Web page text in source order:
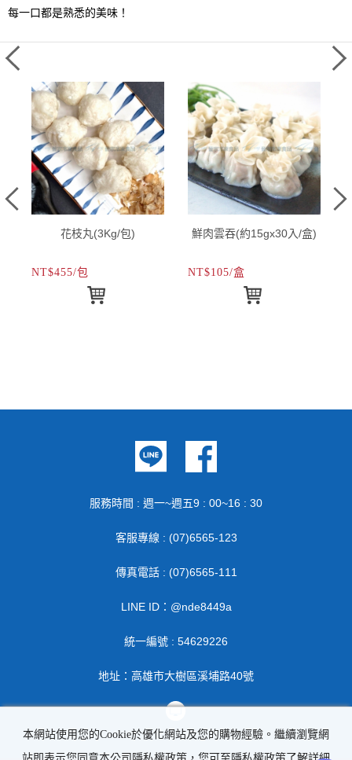
每一口都是熟悉的美味！
花枝丸(3Kg/包)
NT$455/包
鮮肉雲吞(約15gx30入/盒)
NT$105/盒
服務時間 : 週一~週五9 : 00~16 : 30
客服專線 : (07)6565-123
傳真電話 : (07)6565-111
LINE ID：@nde8449a
統一編號 : 54629226
地址：高雄市大樹區溪埔路40號
本網站使用您的Cookie於優化網站及您的購物經驗。繼續瀏覽網